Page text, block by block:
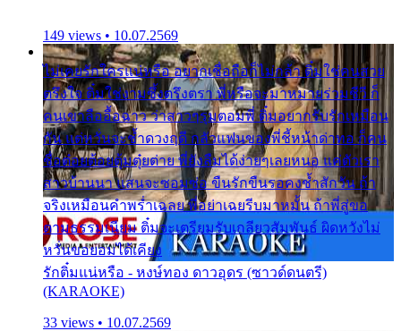
149 views • 10.07.2569
ไม่เคยรักใครแน่หรือ อยากเชื่อถือก็ไม่กล้า ติ๋มใช่คนสวย
ตรึงใจ ติ๋มใช่งามซึ้งตรึงตรา พี่หรือจะมาหมายร่วมชีวี ก็
คนเขาลืออื้อฉาว ว่าสาวๆรุมตอมพี่ ติ๋มอยากรับรักเหมือน
กัน แต่หวั่นจะช้ำดวงฤดี กลัวแฟนของพี่ชี้หน้าด่าทอ ก็คน
ชื่อต๋อยต้อยตุ้มตุ๋ยต่าย พี่ยังลืมได้ง่ายๆเลยหนอ แค่ตัวเรา
สาวบ้านนา แสนจะซอมซ่อ ขืนรักขืนรอคงช้ำสักวัน ถ้า
จริงเหมือนคำพร่ำเฉลย พี่อย่าเฉยรีบมาหมั้น ถ้าพี่สู่ขอ
ตามธรรมเนียม ติ๋มจะเตรียมรับเกลียวสัมพันธ์ ผิดหวังไม่
หวั่นขอยอมได้เคียง
รักติ๋มแน่หรือ - หงษ์ทอง ดาวอุดร (ซาวด์ดนตรี)
(KARAOKE)
33 views • 10.07.2569